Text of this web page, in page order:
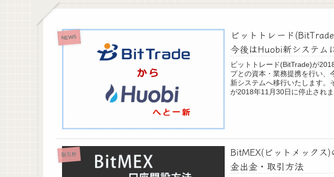
NEWS
ビットトレード
今後はHuobi新システム
ビットトレード(BitTrade)が
プとの資本・業務提携を行い、
新システムへ移行いたします。
が2018年11月30日に停止され
取引所
BitMEX(ビットメックス
金出金・取引方法